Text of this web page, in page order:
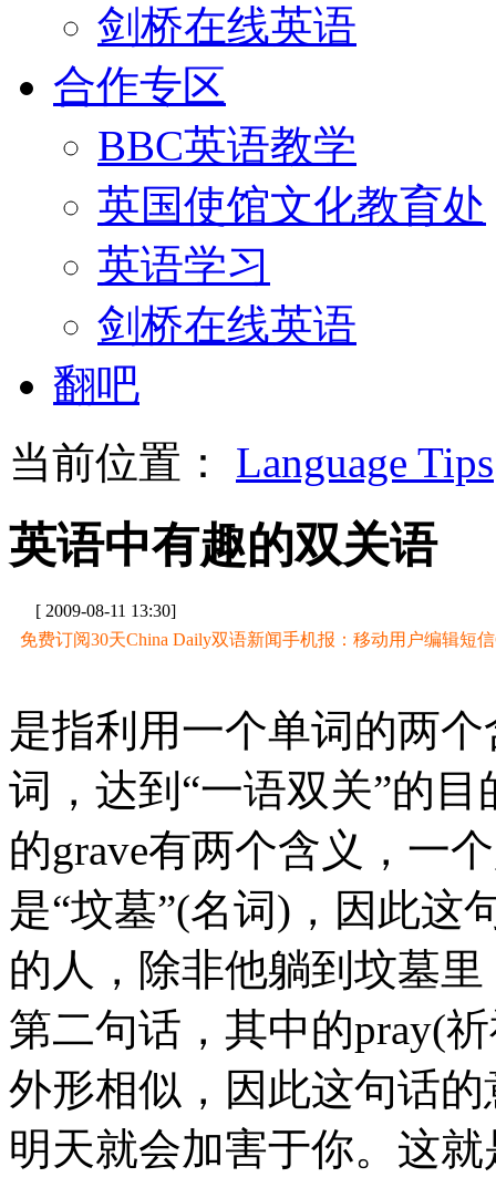
剑桥在线英语
合作专区
BBC英语教学
英国使馆文化教育处
英语学习
剑桥在线英语
翻吧
当前位置： Language Tips
英语中有趣的双关语
[ 2009-08-11 13:30]
免费订阅30天China Daily双语新闻手机报：移动用户编辑短信
是指利用一个单词的两
词，达到“一语双关”的
的grave有两个含义，一
是“坟墓”(名词)，因此这
的人，除非他躺到坟墓
第二句话，其中的pray(
外形相似，因此这句话
明天就会加害于你。这